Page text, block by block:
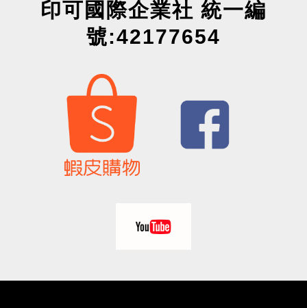
印可國際企業社 統一編
號:42177654